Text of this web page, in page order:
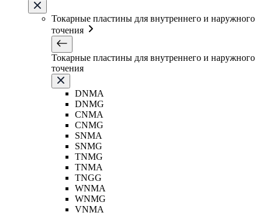
Токарные пластины для внутреннего и наружного
точения
Токарные пластины для внутреннего и наружного
точения
DNMA
DNMG
CNMA
CNMG
SNMA
SNMG
TNMG
TNMA
TNGG
WNMA
WNMG
VNMA